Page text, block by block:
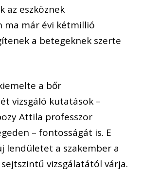
az eszköznek
ma már évi kétmillió
a betegeknek szerte
a bőr
vizsgáló kutatások –
Attila professzor
– fontosságát is. E
lendületet a szakember a
vizsgálatától várja.